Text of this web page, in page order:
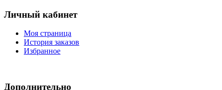
Личный кабинет
Моя страница
История заказов
Избранное
Дополнительно